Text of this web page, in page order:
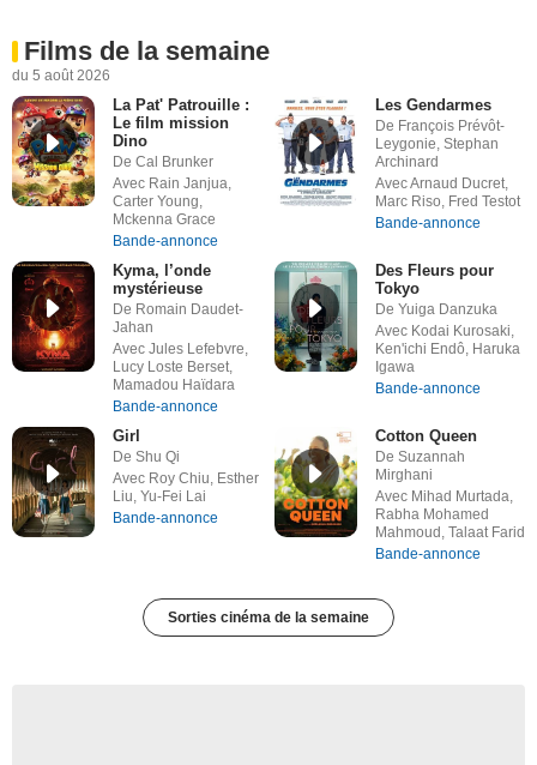
Films de la semaine
du 5 août 2026
La Pat' Patrouille :
Le film mission
Dino
De Cal Brunker
Avec Rain Janjua,
Carter Young,
Mckenna Grace
Bande-annonce
Les Gendarmes
De François Prévôt-
Leygonie, Stephan
Archinard
Avec Arnaud Ducret,
Marc Riso, Fred Testot
Bande-annonce
Kyma, l’onde
mystérieuse
De Romain Daudet-
Jahan
Avec Jules Lefebvre,
Lucy Loste Berset,
Mamadou Haïdara
Bande-annonce
Des Fleurs pour
Tokyo
De Yuiga Danzuka
Avec Kodai Kurosaki,
Ken'ichi Endô, Haruka
Igawa
Bande-annonce
Girl
De Shu Qi
Avec Roy Chiu, Esther
Liu, Yu-Fei Lai
Bande-annonce
Cotton Queen
De Suzannah
Mirghani
Avec Mihad Murtada,
Rabha Mohamed
Mahmoud, Talaat Farid
Bande-annonce
Sorties cinéma de la semaine